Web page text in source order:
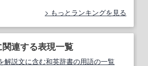
もっとランキングを見る
関連する表現一覧
解説文に含む和英辞書の用語の一覧